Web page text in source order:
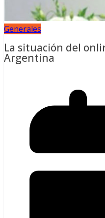
Generales
La situación del
Argentina